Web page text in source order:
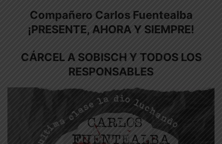
Compañero Carlos Fuentealba
¡PRESENTE, AHORA Y SIEMPRE!
CÁRCEL A SOBISCH Y TODOS LOS
RESPONSABLES